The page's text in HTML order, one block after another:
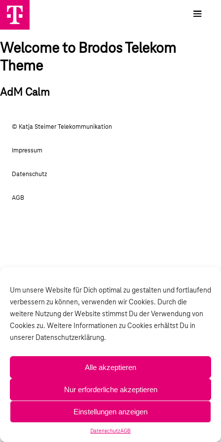
Um unsere Website für Dich optimal zu gestalten und fortlaufend
verbessern zu können, verwenden wir Cookies. Durch die
weitere Nutzung der Website stimmst Du der Verwendung von
Cookies zu. Weitere Informationen zu Cookies erhältst Du in
unserer Datenschutzerklärung.
Alle akzeptieren
Nur erforderliche akzeptieren
Einstellungen anzeigen
DatenschutzAGB
Welcome to Brodos Telekom
Theme
AdM Calm
© Katja Steimer Telekommunikation
Impressum
Datenschutz
AGB